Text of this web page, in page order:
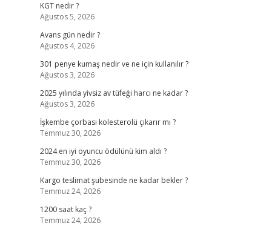
KGT nedir ?
Ağustos 5, 2026
Avans gün nedir ?
Ağustos 4, 2026
301 penye kumaş nedir ve ne için kullanılır ?
Ağustos 3, 2026
2025 yılında yivsiz av tüfeği harcı ne kadar ?
Ağustos 3, 2026
İşkembe çorbası kolesterolü çıkarır mı ?
Temmuz 30, 2026
2024 en iyi oyuncu ödülünü kim aldı ?
Temmuz 30, 2026
Kargo teslimat şubesinde ne kadar bekler ?
Temmuz 24, 2026
1200 saat kaç ?
Temmuz 24, 2026